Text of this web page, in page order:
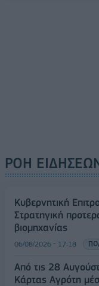
ΡΟΗ
Κυβερνητική
Στρατηγική
βιομηχανίας
06/08/2026 - 17:18
Από τις 28
Κάρτας Αγρότη